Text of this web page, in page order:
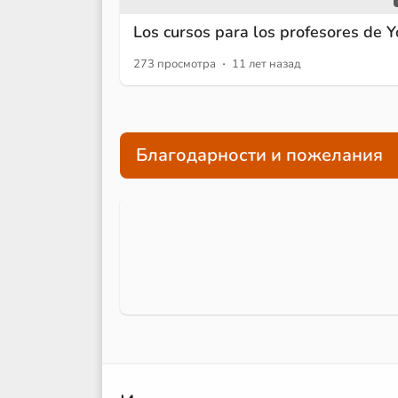
Los cursos para los profesores de
273 просмотра · 11 лет назад
Благодарности и пожелания